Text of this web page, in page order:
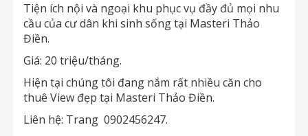
Tiện ích nội và ngoại khu phục vụ đầy đủ mọi nhu
cầu của cư dân khi sinh sống tại Masteri Thảo
Điền.
Giá: 20 triệu/tháng.
Hiện tại chúng tôi đang nắm rất nhiều căn cho
thuê View đẹp tại Masteri Thảo Điền.
Liên hệ: Trang 0902456247.